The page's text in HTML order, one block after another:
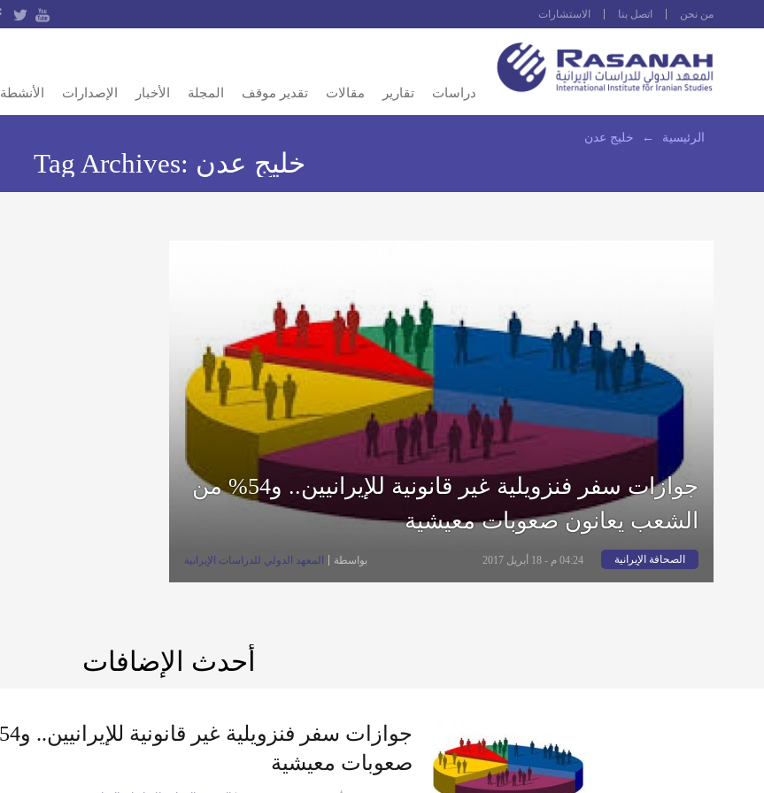
من نحن اتصل بنا الاستشارات
دراسات تقارير مقالات تقدير موقف المجلة الأخبار الإصدارات الأنشطة
الرئيسية ← خليج عدن
Tag Archives: خليج عدن
جوازات سفر فنزويلية غير قانونية للإيرانيين.. و54% من
الشعب يعانون صعوبات معيشية
الصحافة الإيرانية 04:24 م - 18 أبريل 2017 بواسطة المعهد الدولي للدراسات الإيرانية
أحدث الإضافات
صعوبات معيشية